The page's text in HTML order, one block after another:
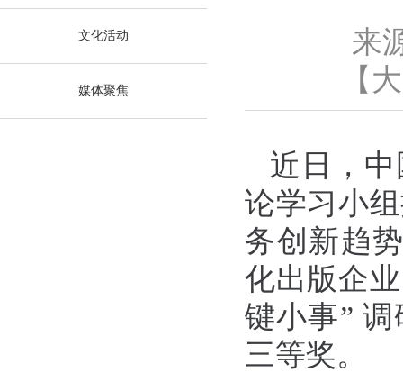
文化活动
媒体聚焦
来
【 大
近日，
论学习小
务创新趋
化出版企
键小事”
三等奖。